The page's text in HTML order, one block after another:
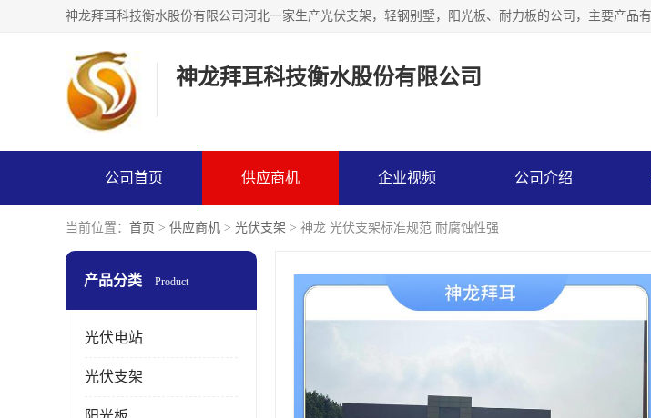
神龙拜耳科技衡水股份有限公司
公司首页 供应商机 企业视频 公司介绍
当前位置： 首页 > 供应商机 > 光伏支架 > 神龙 光伏支架标准规范 耐腐蚀性强
产品分类 Product
光伏电站
光伏支架